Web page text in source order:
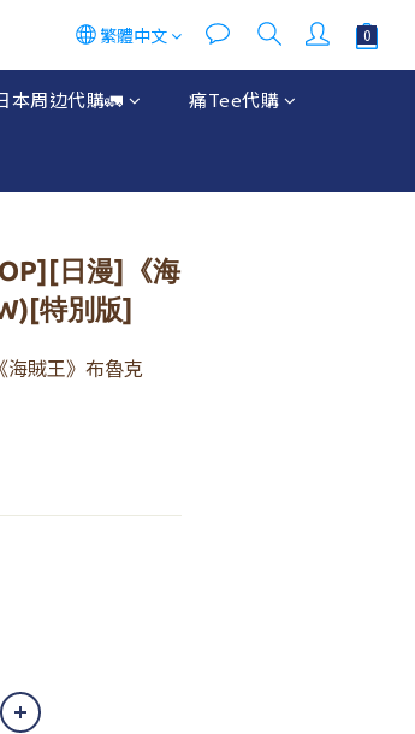
繁體中文
本周边代購🚛 痛Tee代購
日漫]《海
特別版]
海賊王》布魯克